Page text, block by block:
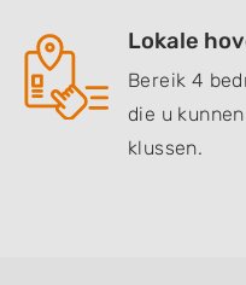
Lokale
Bereik 4
die u
klussen.